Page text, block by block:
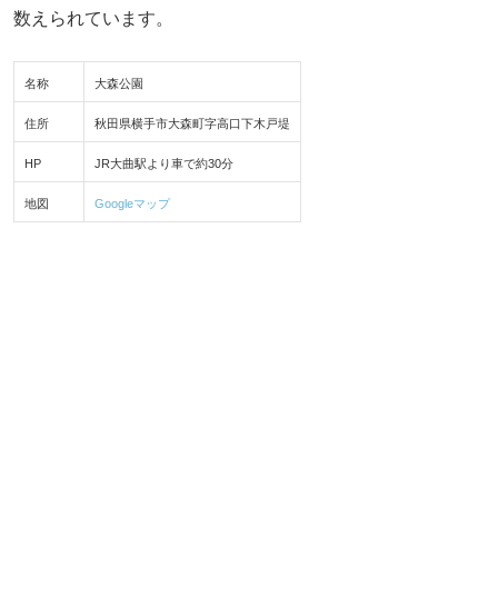
数えられています。
名称 大森公園
住所 秋田県横手市大森町字高口下木戸堤
HP JR大曲駅より車で約30分
地図 Googleマップ